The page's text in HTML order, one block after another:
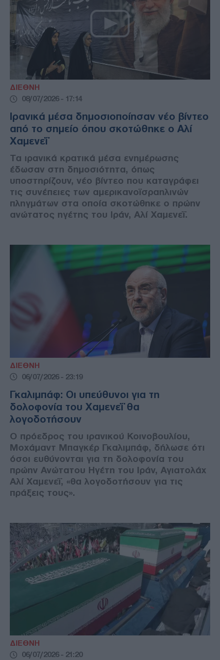
ΔΙΕΘΝΗ
08/07/2026 - 17:14
Ιρανικά μέσα δημοσιοποίησαν νέο βίντεο
από το σημείο όπου σκοτώθηκε ο Αλί
Χαμενεΐ
Τα ιρανικά κρατικά μέσα ενημέρωσης
έδωσαν στη δημοσιότητα, όπως
υποστηρίζουν, νέο βίντεο που καταγράφει
τις συνέπειες των αμερικανοϊσραηλινών
πληγμάτων στα οποία σκοτώθηκε ο πρώην
ανώτατος ηγέτης του Ιράν, Αλί Χαμενεΐ.
ΔΙΕΘΝΗ
06/07/2026 - 23:19
Γκαλιμπάφ: Οι υπεύθυνοι για τη
δολοφονία του Χαμενεΐ θα
λογοδοτήσουν
Ο πρόεδρος του ιρανικού Κοινοβουλίου,
Μοχάμαντ Μπαγκέρ Γκαλιμπάφ, δήλωσε ότι
όσοι ευθύνονται για τη δολοφονία του
πρώην Ανώτατου Ηγέτη του Ιράν, Αγιατολάχ
Αλί Χαμενεΐ, «θα λογοδοτήσουν για τις
πράξεις τους».
ΔΙΕΘΝΗ
06/07/2026 - 21:20